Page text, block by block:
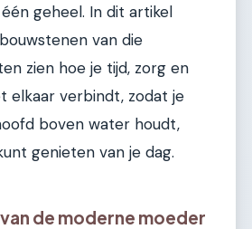
geheel. In dit artikel
van die
zien hoe je tijd, zorg en
elkaar verbindt, zodat je
boven water houdt,
genieten van je dag.
de moderne moeder